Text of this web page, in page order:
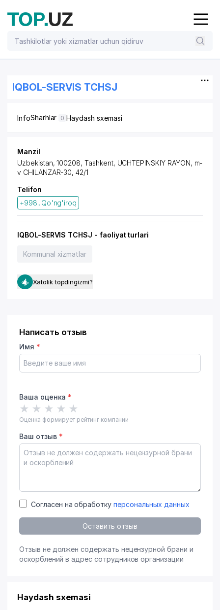
IQBOL-SERVIS TCHSJ
InfoSharhlar 0 Haydash sxemasi
Manzil
Uzbekistan, 100208, Tashkent, UCHTEPINSKIY RAYON, m-
v CHILANZAR-30, 42/1
Telifon
+998...Qo'ng'iroq
IQBOL-SERVIS TCHSJ - faoliyat turlari
Kommunal xizmatlar
Xatolik topdingizmi?
Написать отзыв
Имя *
Ваша оценка *
★ ★ ★ ★ ★
Оценка формирует рейтинг компании
Ваш отзыв *
Согласен на обработку персональных данных
Оставить отзыв
Отзыв не должен содержать нецензурной брани и
оскорблений в адрес сотрудников организации
Haydash sxemasi